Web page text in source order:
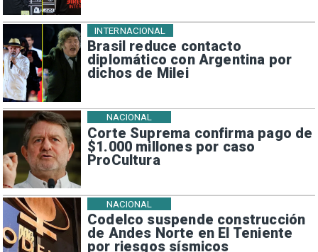
Brasil reduce contacto
diplomático con Argentina por
dichos de Milei
INTERNACIONAL
Corte Suprema confirma pago de
$1.000 millones por caso
ProCultura
NACIONAL
Codelco suspende construcción
de Andes Norte en El Teniente
por riesgos sísmicos
NACIONAL